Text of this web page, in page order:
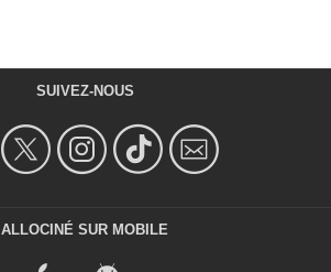
SUIVEZ-NOUS
ALLOCINÉ SUR MOBILE